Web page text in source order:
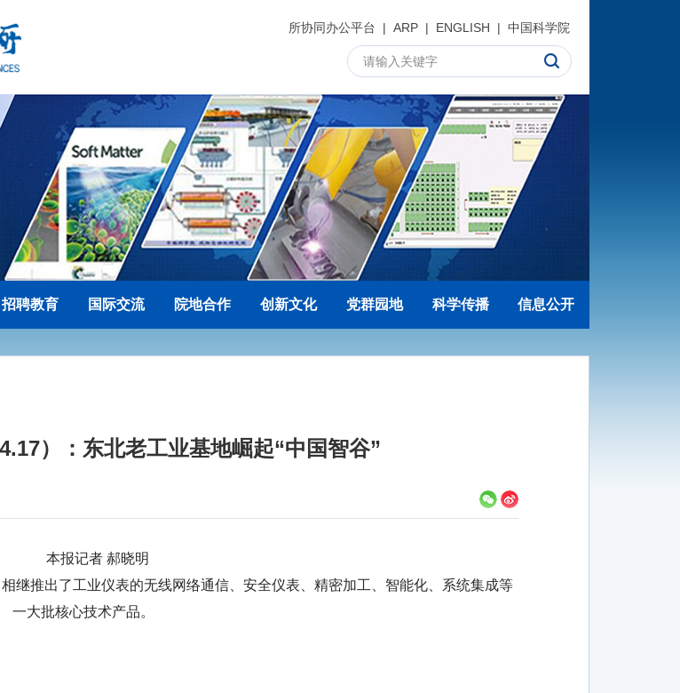
所协同办公平台 | ARP | ENGLISH | 中国科学院
招聘教育 国际交流 院地合作 创新文化 党群园地 科学传播 信息公开
）：东北老工业基地崛起“中国智谷”
本报记者 郝晓明
继推出了工业仪表的无线网络通信、安全仪表、精密加工、智能化、系统集成等
一大批核心技术产品。